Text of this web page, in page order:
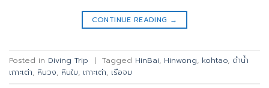
CONTINUE READING →
Posted in Diving Trip | Tagged HinBai, Hinwong, kohtao, ดำน้ำ
เกาะเต่า, หินวง, หินใบ, เกาะเต่า, เรือจม